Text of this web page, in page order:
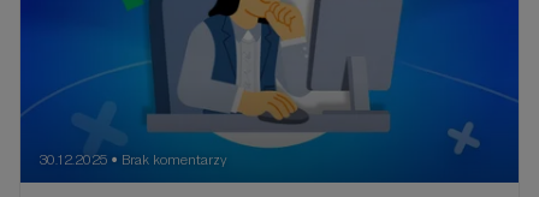
30.12.2025 ● Brak komentarzy